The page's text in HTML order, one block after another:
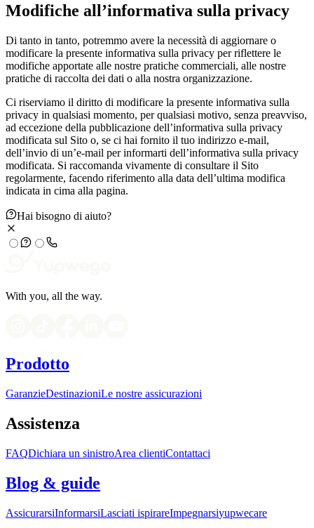
Modifiche all’informativa sulla privacy
Di tanto in tanto, potremmo avere la necessità di aggiornare o
modificare la presente informativa sulla privacy per riflettere le
modifiche apportate alle nostre pratiche commerciali, alle nostre
pratiche di raccolta dei dati o alla nostra organizzazione.
Ci riserviamo il diritto di modificare la presente informativa sulla
privacy in qualsiasi momento, per qualsiasi motivo, senza preavviso,
ad eccezione della pubblicazione dell’informativa sulla privacy
modificata sul Sito o, se ci hai fornito il tuo indirizzo e-mail,
dell’invio di un’e-mail per informarti dell’informativa sulla privacy
modificata. Si raccomanda vivamente di consultare il Sito
regolarmente, facendo riferimento alla data dell’ultima modifica
indicata in cima alla pagina.
Hai bisogno di aiuto?
With you, all the way.
Prodotto
GaranzieDestinazioniLe nostre assicurazioni
Assistenza
FAQDichiara un sinistroArea clientiContattaci
Blog & guide
AssicurarsiInformarsiLasciati ispirareImpegnarsiyupwecare